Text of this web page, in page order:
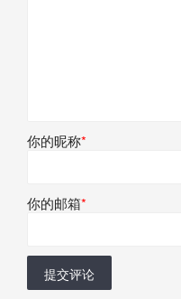
你的昵称*
你的邮箱*
提交评论